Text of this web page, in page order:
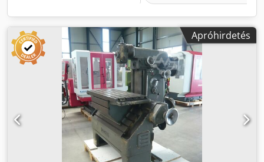
Apróhirdetés